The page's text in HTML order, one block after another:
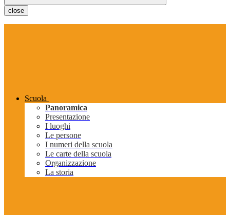
close
Scuola
Panoramica
Presentazione
I luoghi
Le persone
I numeri della scuola
Le carte della scuola
Organizzazione
La storia